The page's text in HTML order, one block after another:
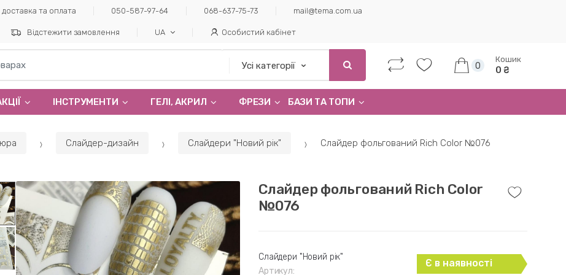
та оплата 050-587-97-64 068-637-75-73 mail@tema.com.ua
Відстежити замовлення UA Особистий кабінет
0
Кошик
0 ₴
ІНСТРУМЕНТИ ГЕЛI, АКРИЛ ФРЕЗИ БАЗИ ТА ТОПИ
Слайдер-дизайн Слайдери "Новий рік" Слайдер фольгований Rich Color №076
Слайдер фольгований Rich Color
№076
Слайдери "Новий рік"
Артикул:
Є в наявності